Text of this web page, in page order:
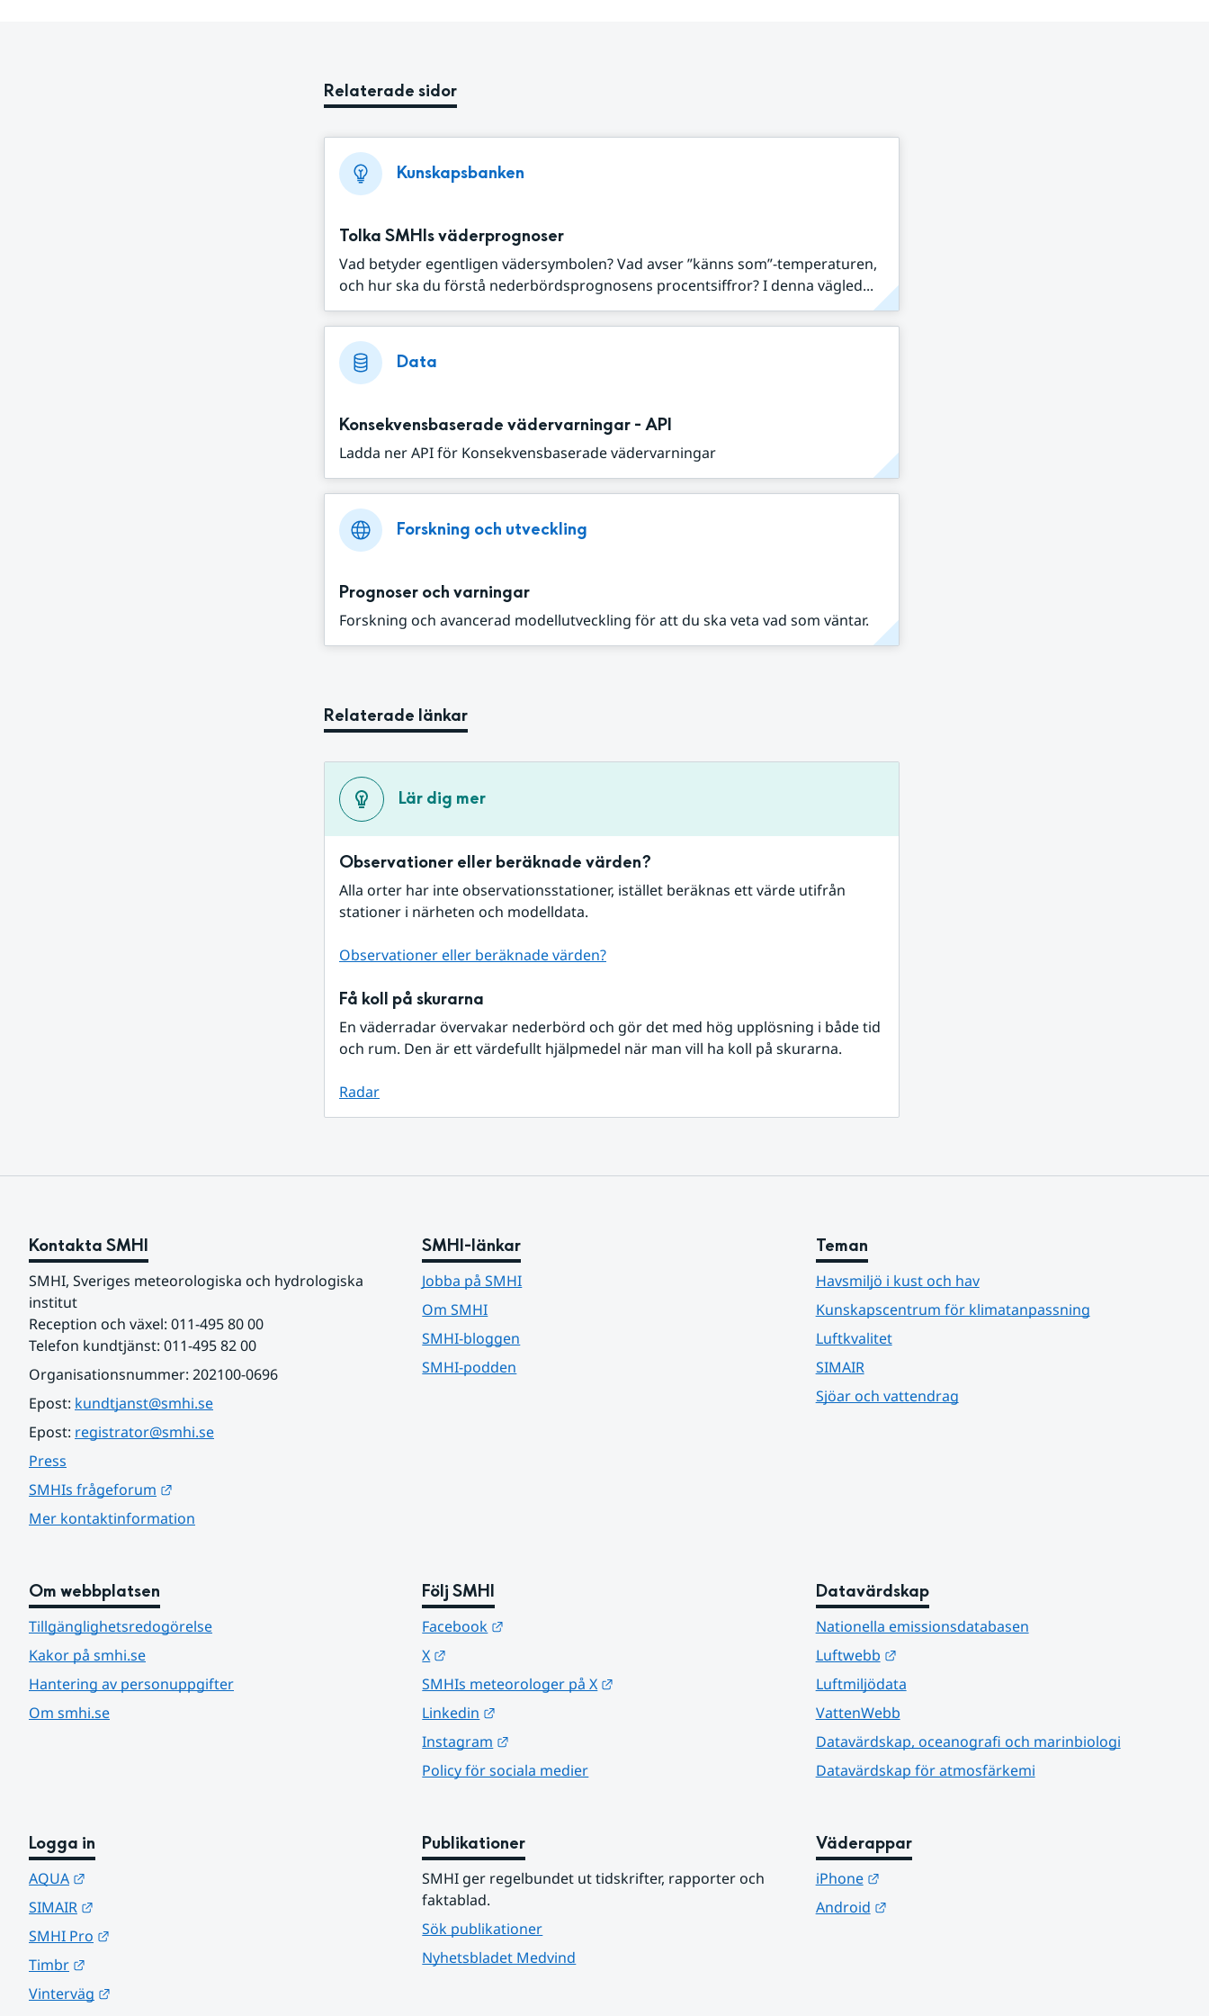
Relaterade sidor
Kunskapsbanken
Tolka SMHIs väderprognoser
Vad betyder egentligen vädersymbolen? Vad avser ”känns som”-temperaturen,
och hur ska du förstå nederbördsprognosens procentsiffror? I denna vägled...
Data
Konsekvensbaserade vädervarningar - API
Ladda ner API för Konsekvensbaserade vädervarningar
Forskning och utveckling
Prognoser och varningar
Forskning och avancerad modellutveckling för att du ska veta vad som väntar.
Relaterade länkar
Lär dig mer
Observationer eller beräknade värden?
Alla orter har inte observationsstationer, istället beräknas ett värde utifrån
stationer i närheten och modelldata.
Observationer eller beräknade värden?
Få koll på skurarna
En väderradar övervakar nederbörd och gör det med hög upplösning i både tid
och rum. Den är ett värdefullt hjälpmedel när man vill ha koll på skurarna.
Radar
Kontakta SMHI
SMHI, Sveriges meteorologiska och hydrologiska
institut
Reception och växel: 011-495 80 00
Telefon kundtjänst: 011-495 82 00
Organisationsnummer: 202100-0696
Epost: kundtjanst@smhi.se
Epost: registrator@smhi.se
Press
SMHIs frågeforum
Mer kontaktinformation
SMHI-länkar
Jobba på SMHI
Om SMHI
SMHI-bloggen
SMHI-podden
Teman
Havsmiljö i kust och hav
Kunskapscentrum för klimatanpassning
Luftkvalitet
SIMAIR
Sjöar och vattendrag
Om webbplatsen
Tillgänglighetsredogörelse
Kakor på smhi.se
Hantering av personuppgifter
Om smhi.se
Följ SMHI
Facebook
X
SMHIs meteorologer på X
Linkedin
Instagram
Policy för sociala medier
Datavärdskap
Nationella emissionsdatabasen
Luftwebb
Länk till annan webbplats.
Luftmiljödata
VattenWebb
Datavärdskap, oceanografi och marinbiologi
Datavärdskap för atmosfärkemi
Logga in
AQUA
SIMAIR
SMHI Pro
Timbr
Vinterväg
Publikationer
SMHI ger regelbundet ut tidskrifter, rapporter och
faktablad.
Sök publikationer
Nyhetsbladet Medvind
Väderappar
iPhone
Länk till annan webbplats.
Android
Länk till annan webbplats.